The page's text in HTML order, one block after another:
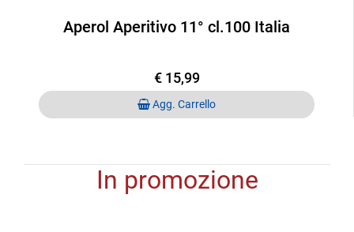
Aperol Aperitivo 11° cl.100 Italia
€ 15,99
Quantità
Agg. Carrello
In promozione